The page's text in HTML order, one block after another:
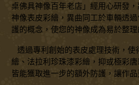
桌佛具神像百年老店」經用心研發
神像表皮彩繪，異曲同工於車輛透
護的概念，使您的神像成為易於整理
透過專利創始的表皮處理技術，使
繪、法拉利珍珠漆彩繪，抑或極彩唐
皆能獲取進一步的額外防護，讓作品